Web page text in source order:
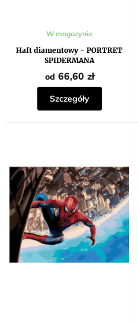
Haft diamentowy - PORTRET
SPIDERMANA
W magazynie
od 66,60 zł
Szczegóły